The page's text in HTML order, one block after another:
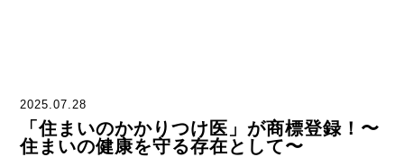
2025.07.28
「住まいのかかりつけ医」が商標登録！〜
住まいの健康を守る存在として〜